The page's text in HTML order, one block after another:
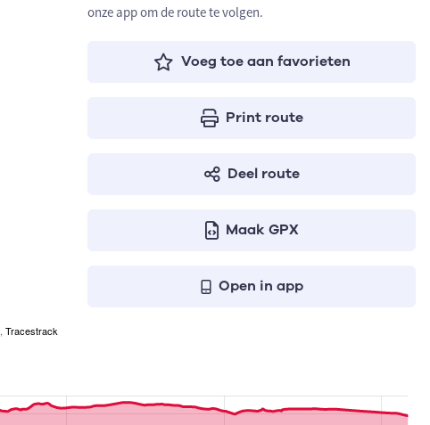
Tracestrack
onze app om de route te volgen.
Voeg toe aan favorieten
Print route
Deel route
Maak GPX
Open in app